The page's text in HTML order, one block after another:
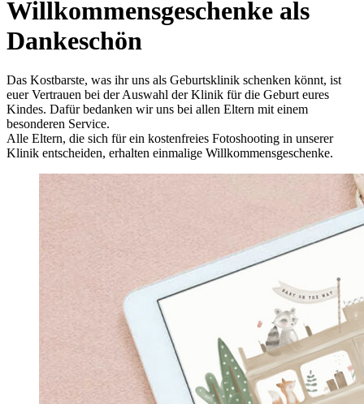
Willkommensgeschenke als
Dankeschön
Das Kostbarste, was ihr uns als Geburtsklinik schenken könnt, ist
euer Vertrauen bei der Auswahl der Klinik für die Geburt eures
Kindes. Dafür bedanken wir uns bei allen Eltern mit einem
besonderen Service.
Alle Eltern, die sich für ein kostenfreies Fotoshooting in unserer
Klinik entscheiden, erhalten einmalige Willkommensgeschenke.